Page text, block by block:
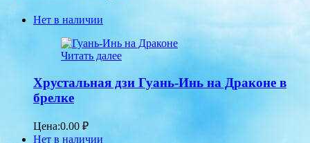
Нет в наличии
Читать далее
Хрустальная дзи Гуань-Инь на Драконе в
брелке
Цена:0.00 ₽
Нет в наличии